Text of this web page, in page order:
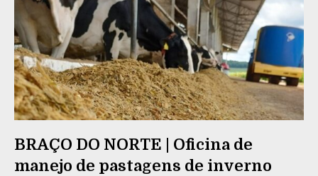
BRAÇO DO NORTE | Oficina de
manejo de pastagens de inverno